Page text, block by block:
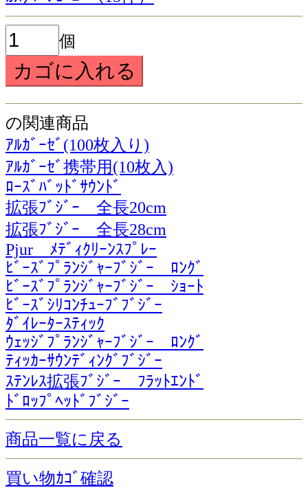
個
の関連商品
ｱﾙｶﾞｰｾﾞ(100枚入り)
ｱﾙｶﾞｰｾﾞ携帯用(10枚入)
ﾛｰｽﾞﾊﾞｯﾄﾞｻｳﾝﾄﾞ
拡張ﾌﾞｼﾞｰ 全長20cm
拡張ﾌﾞｼﾞｰ 全長28cm
Pjur ﾒﾃﾞｨｸﾘｰﾝｽﾌﾟﾚｰ
ﾋﾞｰｽﾞﾌﾟﾗﾝｼﾞｬｰﾌﾞｼﾞｰ ﾛﾝｸﾞ
ﾋﾞｰｽﾞﾌﾟﾗﾝｼﾞｬｰﾌﾞｼﾞｰ ｼｮｰﾄ
ﾋﾞｰｽﾞｼﾘｺﾝﾁｭｰﾌﾞﾌﾞｼﾞｰ
ﾀﾞｲﾚｰﾀｰｽﾃｨｯｸ
ｳｪｯｼﾞﾌﾟﾗﾝｼﾞｬｰﾌﾞｼﾞｰ ﾛﾝｸﾞ
ﾃｨｯｶｰｻｳﾝﾃﾞｨﾝｸﾞﾌﾞｼﾞｰ
ｽﾃﾝﾚｽ拡張ﾌﾞｼﾞｰ ﾌﾗｯﾄｴﾝﾄﾞ
ﾄﾞﾛｯﾌﾟﾍｯﾄﾞﾌﾞｼﾞｰ
商品一覧に戻る
買い物ｶｺﾞ確認